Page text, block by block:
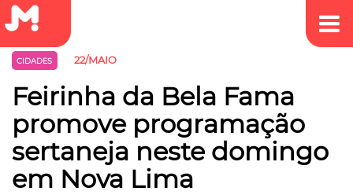
CIDADES 22/MAIO
Feirinha da Bela Fama
promove programação
sertaneja neste domingo
em Nova Lima